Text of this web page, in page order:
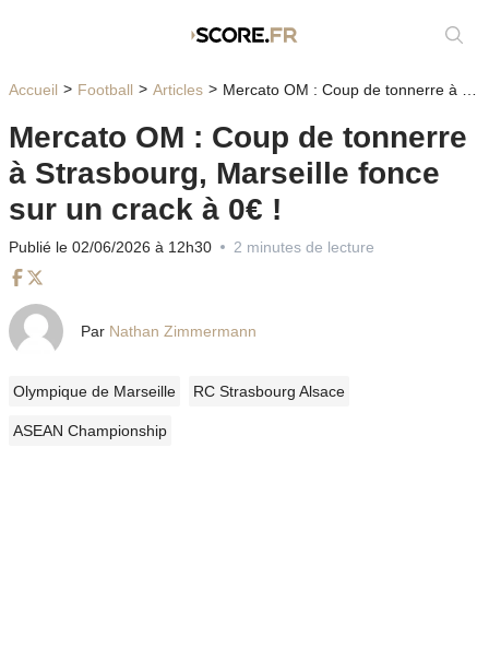
Accueil Football Articles Mercato OM : Coup de tonnerre à Strasbourg, Marseille fonce sur un crack à 0€ !
Mercato OM : Coup de tonnerre
à Strasbourg, Marseille fonce
sur un crack à 0€ !
Publié le 02/06/2026 à 12h30 2 minutes de lecture
Par Nathan Zimmermann
Olympique de Marseille RC Strasbourg Alsace
ASEAN Championship